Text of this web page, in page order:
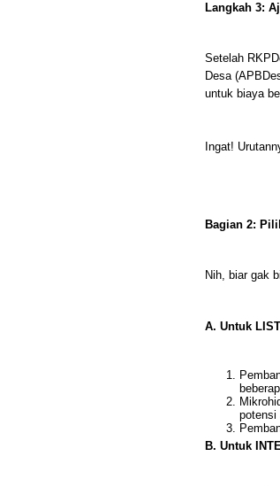
Langkah 3:
Setelah
Desa
untuk biaya
Ingat!
Bagian 2:
Nih, biar gak
A. Untuk
potensi
B. Untuk